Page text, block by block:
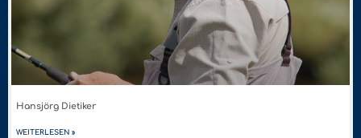
Hansjörg Dietiker
WEITERLESEN »